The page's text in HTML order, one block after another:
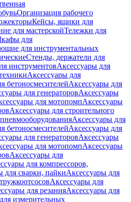
Организация рабочего
Кейсы, ящики для
для мастерскойТележки для
для
для инструментальных
Стенды, держатели для
инструментовАксессуары для
Аксессуары для
бетоносмесителейАксессуары для
для генераторовАксессуары
для мотопомпАксессуары
Аксессуары для строительного
Аксессуары для
бетоносмесителейАксессуары для
для генераторовАксессуары
для мотопомпАксессуары
Аксессуары для
для компрессоров,
для сварки, пайкиАксессуары для
Аксессуары для
для резанияАксессуары для
измерительных